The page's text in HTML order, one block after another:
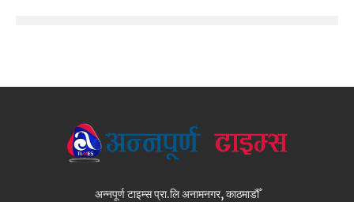
अन्नपूर्ण टाइम्स प्रा.लि अनामनगर, काठमाडौँ